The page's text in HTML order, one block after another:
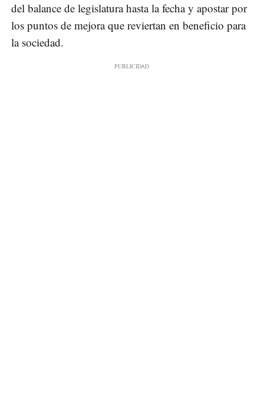
del balance de legislatura hasta la fecha y apostar por
los puntos de mejora que reviertan en beneficio para
la sociedad.